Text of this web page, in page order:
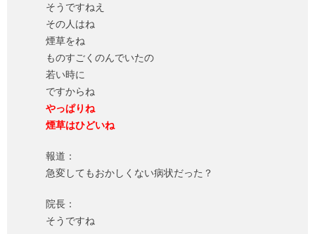
そうですねえ
その人はね
煙草をね
ものすごくのんでいたの
若い時に
ですからね
やっぱりね
煙草はひどいね
報道：
急変してもおかしくない病状だった？
院長：
そうですね